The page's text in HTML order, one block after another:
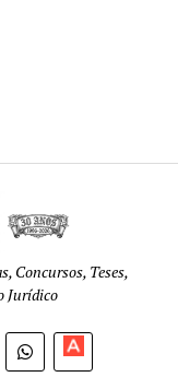
Concursos, Teses,
Jurídico